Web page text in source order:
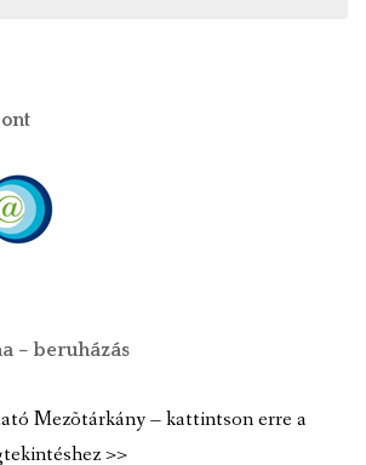
– beruházás
Mezõtárkány – kattintson erre a
>>